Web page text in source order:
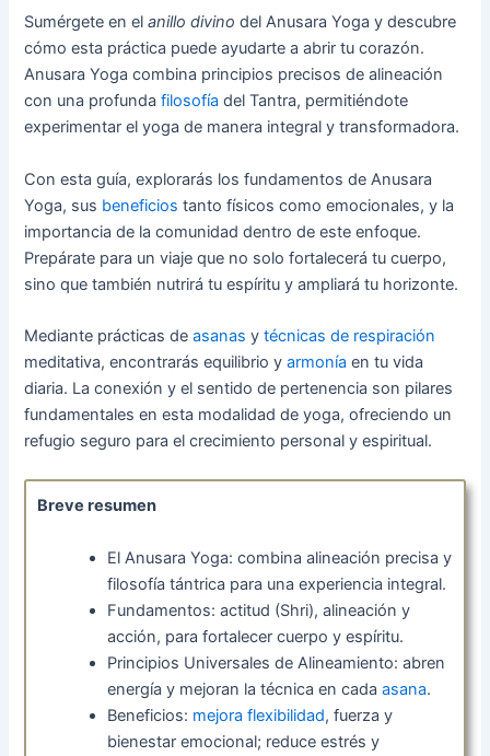
Sumérgete en elanillo divino del Anusara Yoga y descubre
cómo esta práctica puede ayudarte a abrir tu corazón.
Anusara Yoga combina principios precisos de alineación
con una profundafilosofía del Tantra, permitiéndote
experimentar el yoga de manera integral y transformadora.
Con esta guía, explorarás los fundamentos de Anusara
Yoga, sus beneficios tanto físicos como emocionales, y la
importancia de la comunidad dentro de este enfoque.
Prepárate para un viaje que no solo fortalecerá tu cuerpo,
sino que también nutrirá tu espíritu y ampliará tu horizonte.
Mediante prácticas deasanas ytécnicas de respiración
meditativa, encontrarás equilibrio yarmonía en tu vida
diaria. La conexión y el sentido de pertenencia son pilares
fundamentales en esta modalidad de yoga, ofreciendo un
refugio seguro para el crecimiento personal y espiritual.
Breve resumen
El Anusara Yoga: combina alineación precisa y
filosofía tántrica para una experiencia integral.
Fundamentos: actitud (Shri), alineación y
acción, para fortalecer cuerpo y espíritu.
Principios Universales de Alineamiento: abren
energía y mejoran la técnica en cadaasana.
Beneficios: mejora flexibilidad, fuerza y
bienestar emocional; reduce estrés y